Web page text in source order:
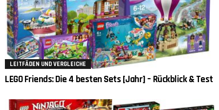
LEITFÄDEN UND VERGLEICHE
LEGO Friends: Die 4 besten Sets [Jahr] – Rückblick & Test